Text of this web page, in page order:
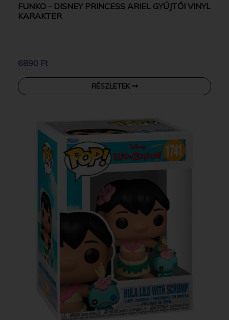
FUNKO - DISNEY PRINCESS ARIEL GYŰJTŐI VINYL
KARAKTER
6890 Ft
RÉSZLETEK